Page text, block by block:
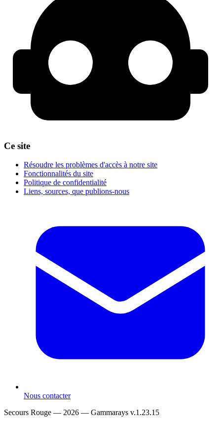
Ce site
Résoudre les problèmes d'accès à notre site
Fonctionnalités du site
Politique de confidentialité
Liens, sources, que publions-nous
Nous contacter
Secours Rouge — 2026 — Gammarays v.1.23.15